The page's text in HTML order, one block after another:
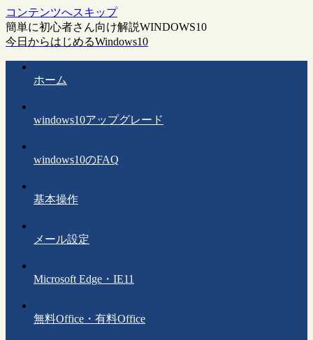
コンテンツへスキップ
簡単に初心者さん向け解説WINDOWS10
今日からはじめるWindows10
ホーム
windows10アップグレード
windows10のFAQ
基本操作
メール設定
Microsoft Edge・IE11
無料Office・有料Office